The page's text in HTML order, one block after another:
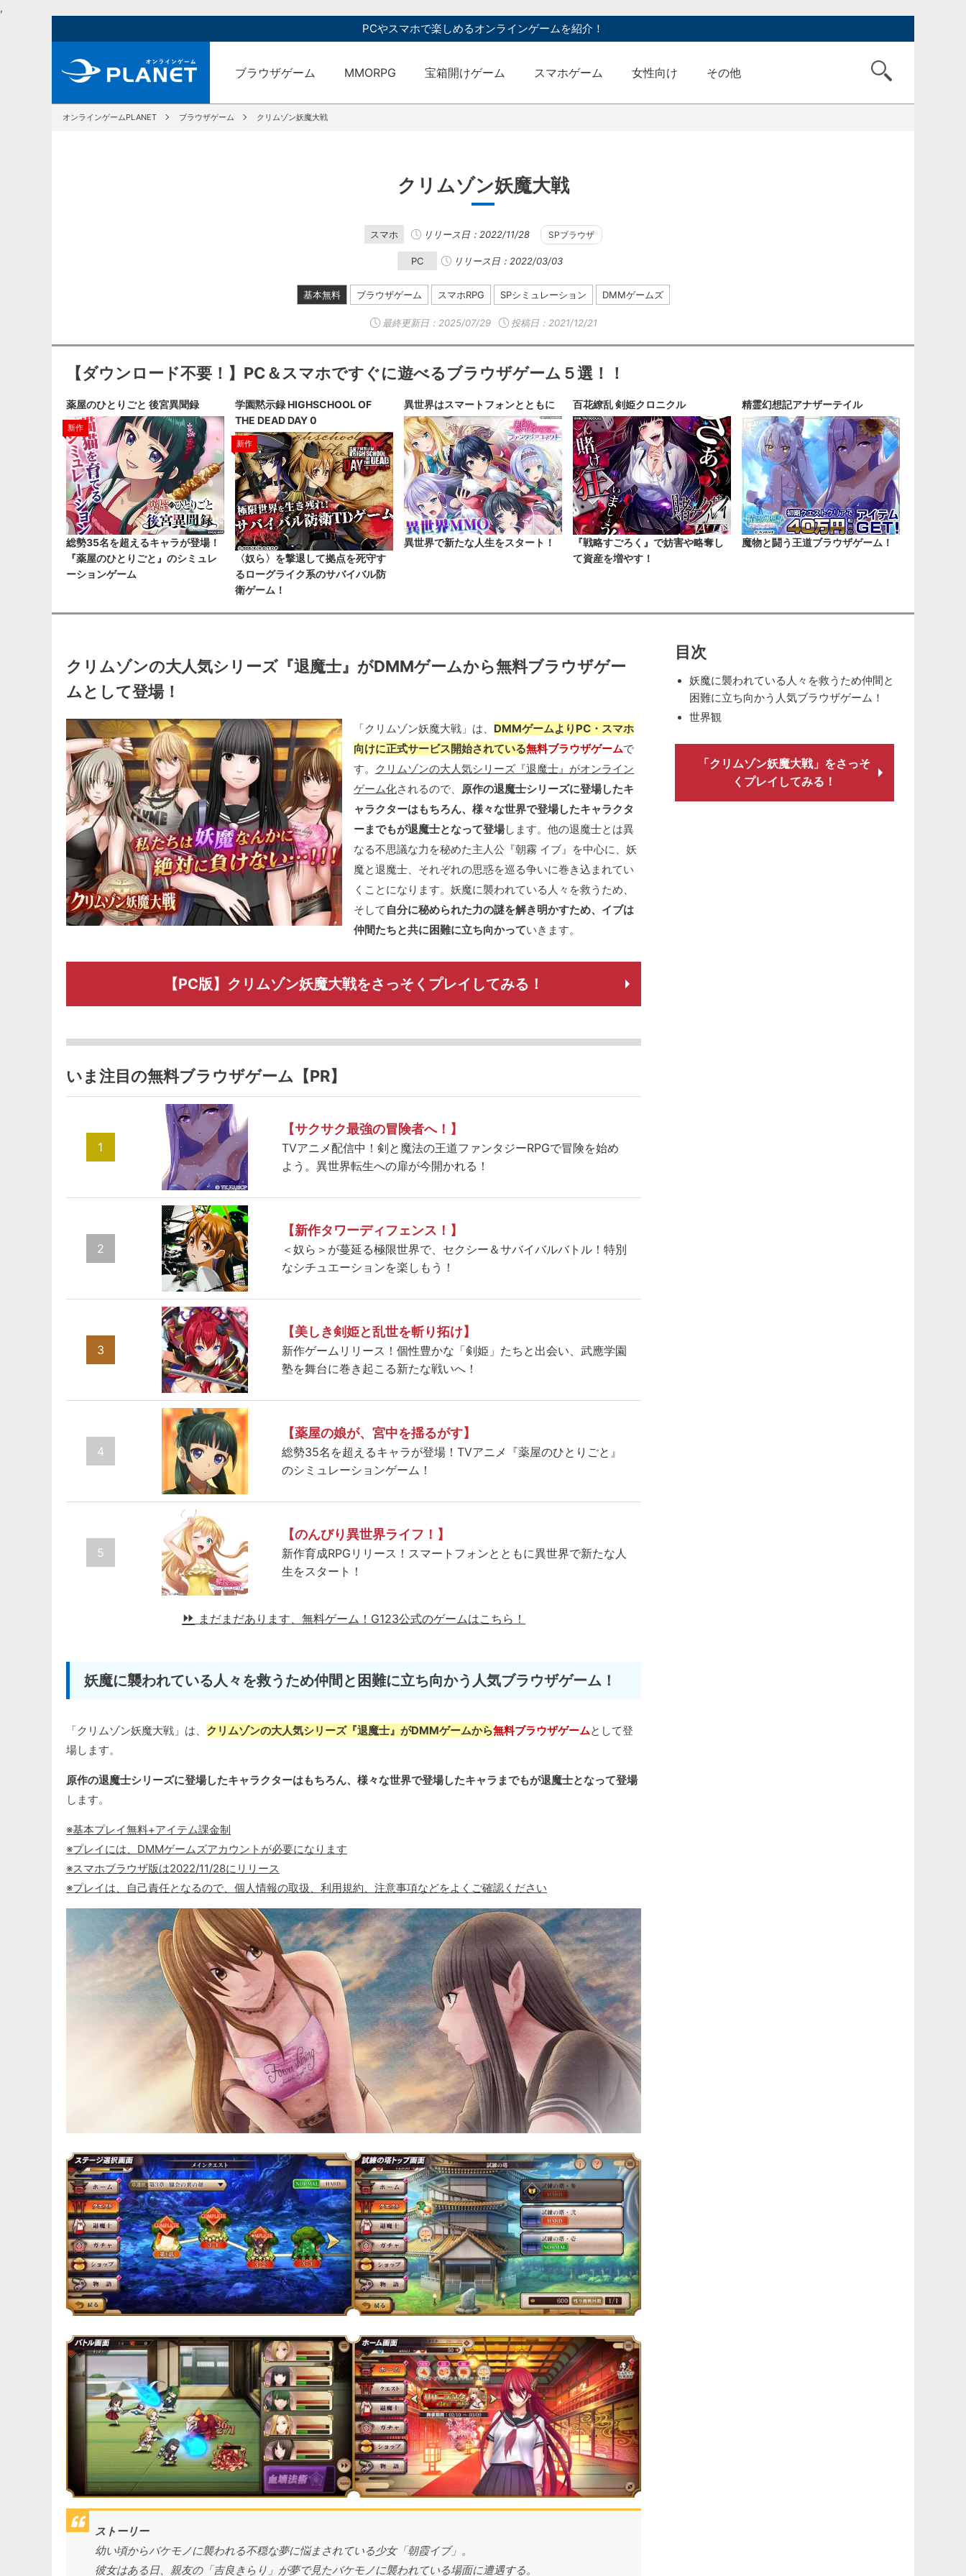
,
PCやスマホで楽しめるオンラインゲームを紹介！
ブラウザゲーム MMORPG 宝箱開けゲーム スマホゲーム 女性向け その他
オンラインゲームPLANET ブラウザゲーム クリムゾン妖魔大戦
クリムゾン妖魔大戦
スマホ リリース日：2022/11/28 SPブラウザ
PC リリース日：2022/03/03
基本無料 ブラウザゲーム スマホRPG SPシミュレーション DMMゲームズ
最終更新日： 2025/07/29 投稿日：2021/12/21
【ダウンロード不要！】PC＆スマホですぐに遊べるブラウザゲーム５選！！
薬屋のひとりごと 後宮異聞録
新作
総勢35名を超えるキャラが登場！
『薬屋のひとりごと』のシミュレ
ーションゲーム
学園黙示録 HIGHSCHOOL OF
THE DEAD DAY 0
新作
〈奴ら〉を撃退して拠点を死守す
るローグライク系のサバイバル防
衛ゲーム！
異世界はスマートフォンとともに
異世界で新たな人生をスタート！
百花繚乱 剣姫クロニクル
『戦略すごろく』で妨害や略奪し
て資産を増やす！
精霊幻想記アナザーテイル
魔物と闘う王道ブラウザゲーム！
クリムゾンの大人気シリーズ『退魔士』がDMMゲームから無料ブラウザゲー
ムとして登場！
「クリムゾン妖魔大戦」は、 DMMゲームよりPC・スマホ
向けに正式サービス開始されている無料ブラウザゲームで
す。 クリムゾンの大人気シリーズ『退魔士』がオンライン
ゲーム化されるので、 原作の退魔士シリーズに登場したキ
ャラクターはもちろん、様々な世界で登場したキャラクタ
ーまでもが退魔士となって登場します。他の退魔士とは異
なる不思議な力を秘めた主人公『朝霧 イブ』を中心に、妖
魔と退魔士、それぞれの思惑を巡る争いに巻き込まれてい
くことになります。妖魔に襲われている人々を救うため、
そして 自分に秘められた力の謎を解き明かすため、イブは
仲間たちと共に困難に立ち向かっていきます。
【PC版】クリムゾン妖魔大戦をさっそくプレイしてみる！
いま注目の無料ブラウザゲーム【PR】
1
【サクサク最強の冒険者へ！】
TVアニメ配信中！剣と魔法の王道ファンタジーRPGで冒険を始め
よう。異世界転生への扉が今開かれる！
2
【新作タワーディフェンス！】
＜奴ら＞が蔓延る極限世界で、セクシー＆サバイバルバトル！特別
なシチュエーションを楽しもう！
3
【美しき剣姫と乱世を斬り拓け】
新作ゲームリリース！個性豊かな「剣姫」たちと出会い、武應学園
塾を舞台に巻き起こる新たな戦いへ！
4
【薬屋の娘が、宮中を揺るがす】
総勢35名を超えるキャラが登場！TVアニメ『薬屋のひとりごと』
のシミュレーションゲーム！
5
【のんびり異世界ライフ！】
新作育成RPGリリース！スマートフォンとともに異世界で新たな人
生をスタート！
まだまだあります、無料ゲーム！ G123公式のゲームはこちら！
妖魔に襲われている人々を救うため仲間と困難に立ち向かう人気ブラウザゲーム！
「クリムゾン妖魔大戦」は、 クリムゾンの大人気シリーズ『退魔士』がDMMゲームから無料ブラウザゲームとして登
場します。
原作の退魔士シリーズに登場したキャラクターはもちろん、様々な世界で登場したキャラまでもが退魔士となって登場
します。
※基本プレイ無料+アイテム課金制
※プレイには、DMMゲームズアカウントが必要になります
※スマホブラウザ版は2022/11/28にリリース
※プレイは、自己責任となるので、個人情報の取扱、利用規約、注意事項などをよくご確認ください
ストーリー
幼い頃からバケモノに襲われる不穏な夢に悩まされている少女「朝霞イブ」。
彼女はある日、親友の「吉良きらり」が夢で見たバケモノに襲われている場面に遭遇する。
目次
妖魔に襲われている人々を救うため仲間と
困難に立ち向かう人気ブラウザゲーム！
世界観
「クリムゾン妖魔大戦」をさっそ
くプレイしてみる！